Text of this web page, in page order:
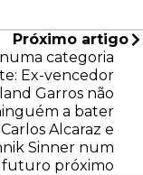
Próximo artigo
categoria
Ex-vencedor
Garros não
a bater
Carlos Alcaraz e
Sinner num
futuro próximo